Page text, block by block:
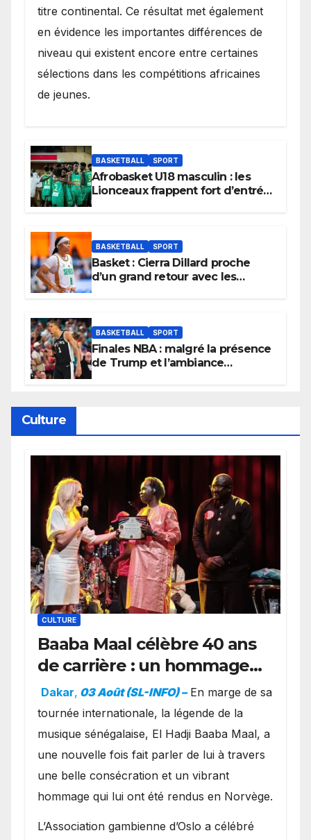
titre continental. Ce résultat met également
en évidence les importantes différences de
niveau qui existent encore entre certaines
sélections dans les compétitions africaines
de jeunes.
BASKETBALL SPORT
Afrobasket U18 masculin : les
Lionceaux frappent fort d’entrée
BASKETBALL SPORT
Basket : Cierra Dillard proche
d’un grand retour avec les
BASKETBALL SPORT
Finales NBA : malgré la présence
de Trump et l’ambiance
Culture
CULTURE
Baaba Maal célèbre 40 ans
de carrière : un hommage
exceptionnel à Oslo en
présence de la famille
royale.
Dakar, 03 Août (SL-INFO) – ​En marge de sa
tournée internationale, la légende de la
musique sénégalaise, El Hadji Baaba Maal, a
une nouvelle fois fait parler de lui à travers
une belle consécration et un vibrant
hommage qui lui ont été rendus en Norvège.
​L’Association gambienne d’Oslo a célébré